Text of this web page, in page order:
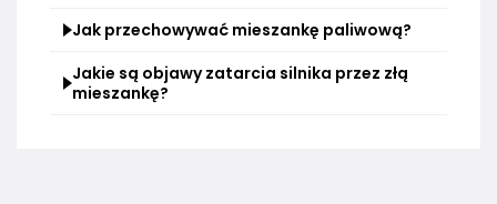
Jak przechowywać mieszankę paliwową?
Jakie są objawy zatarcia silnika przez złą
mieszankę?